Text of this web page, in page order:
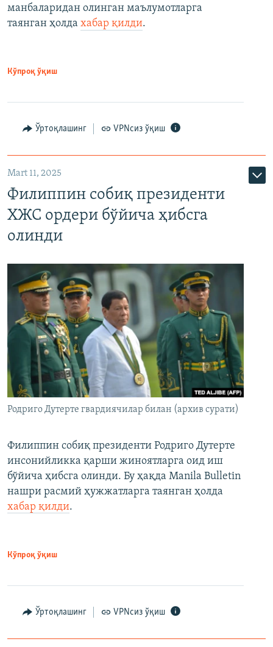
манбаларидан олинган маълумотларга
таянган ҳолда хабар қилди.
Кўпроқ ўқиш
Ўртоқлашинг VPNсиз ўқиш
Mart 11, 2025
Филиппин собиқ президенти
ХЖС ордери бўйича ҳибсга
олинди
Родриго Дутерте гвардиячилар билан (архив сурати)
Филиппин собиқ президенти Родриго Дутерте
инсонийликка қарши жиноятларга оид иш
бўйича ҳибсга олинди. Бу ҳақда Manila Bulletin
нашри расмий ҳужжатларга таянган ҳолда
хабар қилди.
Кўпроқ ўқиш
Ўртоқлашинг VPNсиз ўқиш